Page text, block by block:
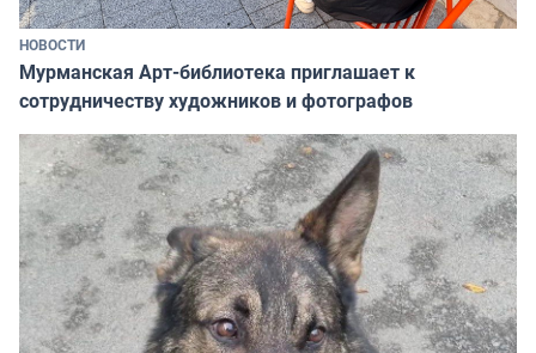
НОВОСТИ
Мурманская Арт-библиотека приглашает к
сотрудничеству художников и фотографов